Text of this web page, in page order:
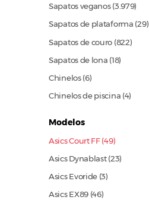
Sapatos veganos(3.979)
Sapatos de plataforma (29)
Sapatos de couro (822)
Sapatos de lona (18)
Chinelos (6)
Chinelos de piscina (4)
Modelos
Asics Court FF (49)
Asics Dynablast(23)
Asics Evoride (3)
Asics EX89 (46)